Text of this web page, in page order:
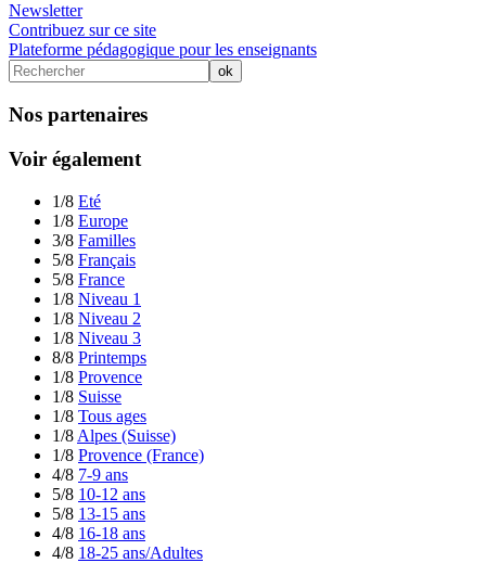
Newsletter
Contribuez sur ce site
Plateforme pédagogique pour les enseignants
Nos partenaires
Voir également
1/8 Eté
1/8 Europe
3/8 Familles
5/8 Français
5/8 France
1/8 Niveau 1
1/8 Niveau 2
1/8 Niveau 3
8/8 Printemps
1/8 Provence
1/8 Suisse
1/8 Tous ages
1/8 Alpes (Suisse)
1/8 Provence (France)
4/8 7-9 ans
5/8 10-12 ans
5/8 13-15 ans
4/8 16-18 ans
4/8 18-25 ans/Adultes